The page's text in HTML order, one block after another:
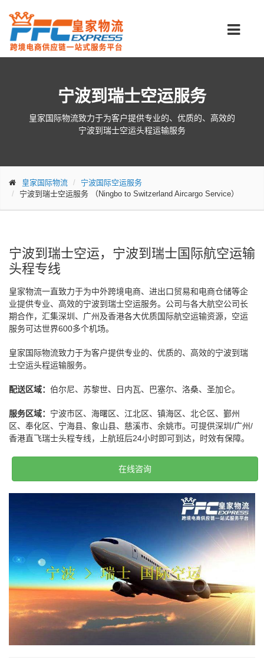
宁波到瑞士空运服务
皇家国际物流致力于为客户提供专业的、优质的、高效的
宁波到瑞士空运头程运输服务
皇家国际物流
宁波国际空运服务
宁波到瑞士空运服务 （Ningbo to Switzerland Aircargo Service）
宁波到瑞士空运，宁波到瑞士国际航空运输
头程专线
皇家物流一直致力于为中外跨境电商、进出口贸易和电商仓储等企
业提供专业、高效的宁波到瑞士空运服务。公司与各大航空公司长
期合作，汇集深圳、广州及香港各大优质国际航空运输资源，空运
服务可达世界600多个机场。
皇家国际物流致力于为客户提供专业的、优质的、高效的宁波到瑞
士空运头程运输服务。
配送区域： 伯尔尼、苏黎世、日内瓦、巴塞尔、洛桑、圣加仑。
服务区域： 宁波市区、海曙区、江北区、镇海区、北仑区、鄞州
区、奉化区、宁海县、象山县、慈溪市、余姚市。可提供深圳/广州/
香港直飞瑞士头程专线，上航班后24小时即可到达，时效有保障。
在线咨询